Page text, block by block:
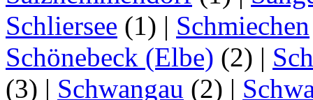
Schliersee (1) | Schmiechen
Schönebeck (Elbe) (2) |
(3) | Schwangau (2) |